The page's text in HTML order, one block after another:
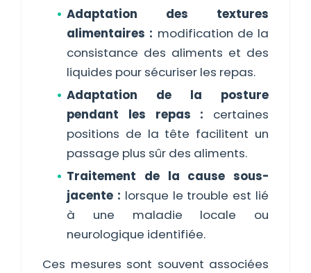
Adaptation des textures
alimentaires : modification de la
consistance des aliments et des
liquides pour sécuriser les repas.
Adaptation de la posture
pendant les repas : certaines
positions de la tête facilitent un
passage plus sûr des aliments.
Traitement de la cause sous-
jacente : lorsque le trouble est lié
à une maladie locale ou
neurologique identifiée.
Ces mesures sont souvent associées